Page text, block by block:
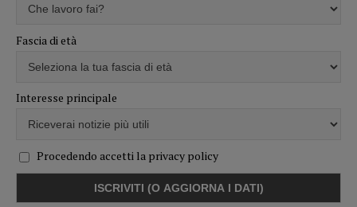
Fascia di età
Interesse principale
Procedendo accetti la privacy policy